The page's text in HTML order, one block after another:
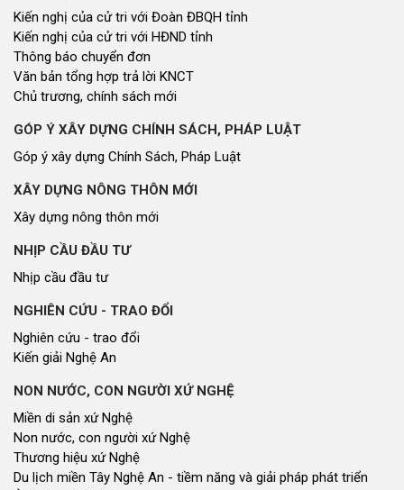
Kiến nghị của cử tri với Đoàn ĐBQH tỉnh
Kiến nghị của cử tri với HĐND tỉnh
Thông báo chuyển đơn
Văn bản tổng hợp trả lời KNCT
Chủ trương, chính sách mới
GÓP Ý XÂY DỰNG CHÍNH SÁCH, PHÁP LUẬT
Góp ý xây dựng Chính Sách, Pháp Luật
XÂY DỰNG NÔNG THÔN MỚI
Xây dựng nông thôn mới
NHỊP CẦU ĐẦU TƯ
Nhịp cầu đầu tư
NGHIÊN CỨU - TRAO ĐỔI
Nghiên cứu - trao đổi
Kiến giải Nghệ An
NON NƯỚC, CON NGƯỜI XỨ NGHỆ
Miền di sản xứ Nghệ
Non nước, con người xứ Nghệ
Thương hiệu xứ Nghệ
Du lịch miền Tây Nghệ An - tiềm năng và giải pháp phát triển